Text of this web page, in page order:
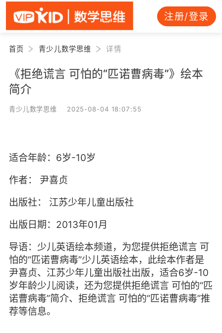
注册/登录
首页 青少儿数学思维 详情
《拒绝谎言 可怕的“匹诺曹病毒”》绘本
简介
青少儿数学思维 2025-08-04 18:07:55
适合年龄：6岁-10岁
作者：
尹喜贞
出版社：
江苏少年儿童出版社
出版日期：2013年01月
导语：少儿英语绘本频道，为您提供拒绝谎言 可
怕的“匹诺曹病毒”少儿英语绘本，此绘本作者是
尹喜贞、江苏少年儿童出版社出版，适合6岁-10
岁年龄少儿阅读，还为您提供拒绝谎言 可怕的“匹
诺曹病毒”简介、拒绝谎言 可怕的“匹诺曹病毒”推
荐等信息。